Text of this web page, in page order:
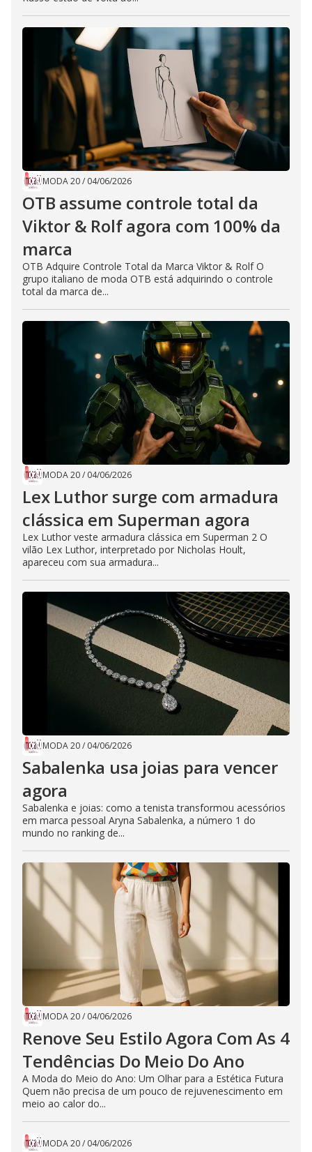
MODA 20/ 04/06/2026
OTB assume controle total da
Viktor & Rolf agora com 100% da
marca
OTB Adquire Controle Total da Marca Viktor & Rolf O
grupo italiano de moda OTB está adquirindo o controle
total da marca de...
MODA 20/ 04/06/2026
Lex Luthor surge com armadura
clássica em Superman agora
Lex Luthor veste armadura clássica em Superman 2 O
vilão Lex Luthor, interpretado por Nicholas Hoult,
apareceu com sua armadura...
MODA 20/ 04/06/2026
Sabalenka usa joias para vencer
agora
Sabalenka e joias: como a tenista transformou acessórios
em marca pessoal Aryna Sabalenka, a número 1 do
mundo no ranking de...
MODA 20/ 04/06/2026
Renove Seu Estilo Agora Com As 4
Tendências Do Meio Do Ano
A Moda do Meio do Ano: Um Olhar para a Estética Futura
Quem não precisa de um pouco de rejuvenescimento em
meio ao calor do...
MODA 20/ 04/06/2026